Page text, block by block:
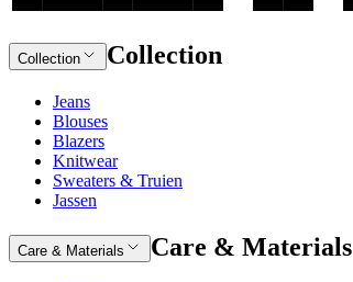
Collection Collection
Jeans
Blouses
Blazers
Knitwear
Sweaters & Truien
Jassen
Care & Materials Care & Materials